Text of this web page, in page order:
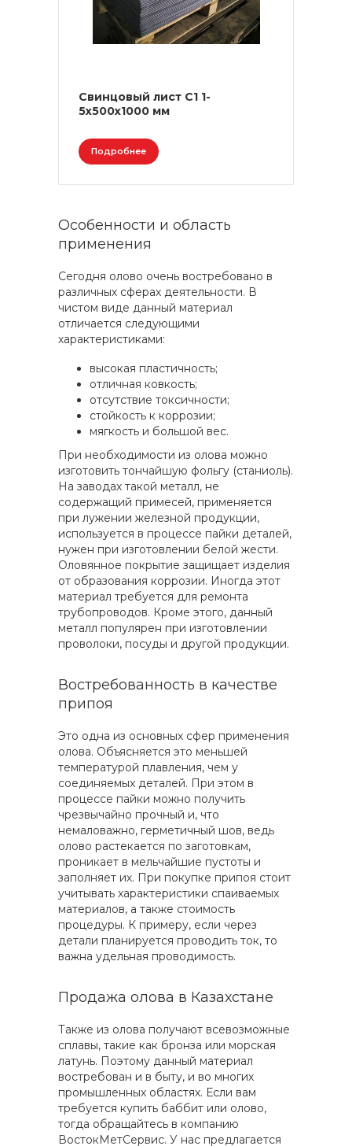
Свинцовый лист С1 1-
5х500х1000 мм
Подробнее
Особенности и область
применения
Сегодня олово очень востребовано в
различных сферах деятельности. В
чистом виде данный материал
отличается следующими
характеристиками:
высокая пластичность;
отличная ковкость;
отсутствие токсичности;
стойкость к коррозии;
мягкость и большой вес.
При необходимости из олова можно
изготовить тончайшую фольгу (станиоль).
На заводах такой металл, не
содержащий примесей, применяется
при лужении железной продукции,
используется в процессе пайки деталей,
нужен при изготовлении белой жести.
Оловянное покрытие защищает изделия
от образования коррозии. Иногда этот
материал требуется для ремонта
трубопроводов. Кроме этого, данный
металл популярен при изготовлении
проволоки, посуды и другой продукции.
Востребованность в качестве
припоя
Это одна из основных сфер применения
олова. Объясняется это меньшей
температурой плавления, чем у
соединяемых деталей. При этом в
процессе пайки можно получить
чрезвычайно прочный и, что
немаловажно, герметичный шов, ведь
олово растекается по заготовкам,
проникает в мельчайшие пустоты и
заполняет их. При покупке припоя стоит
учитывать характеристики спаиваемых
материалов, а также стоимость
процедуры. К примеру, если через
детали планируется проводить ток, то
важна удельная проводимость.
Продажа олова в Казахстане
Также из олова получают всевозможные
сплавы, такие как бронза или морская
латунь. Поэтому данный материал
востребован и в быту, и во многих
промышленных областях. Если вам
требуется купить баббит или олово,
тогда обращайтесь в компанию
ВостокМетСервис. У нас предлагается